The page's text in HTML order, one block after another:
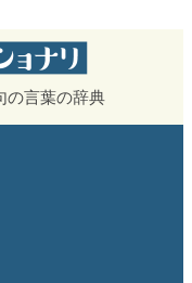
の言葉の辞典